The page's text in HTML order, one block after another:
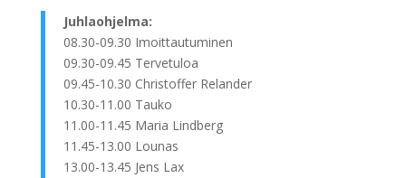
Juhlaohjelma:
08.30-09.30 Imoittautuminen
09.30-09.45 Tervetuloa
09.45-10.30 Christoffer Relander
10.30-11.00 Tauko
11.00-11.45 Maria Lindberg
11.45-13.00 Lounas
13.00-13.45 Jens Lax